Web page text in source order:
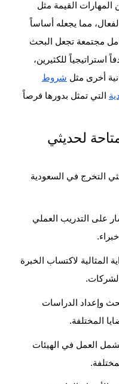
القيمة مثل
مما يجعله أساساً
مجتمعة تجعل البحث
استراتيجياً للكثيرين،
أخرى مثل شروط
التي تمثل بدورها فرصاً
لحديثي
التخرج في السعودية
على التدريب العملي
المثالية لاكتساب الخبرة
وإعداد الدراسات
المختلفة.
العمل في الهيئات